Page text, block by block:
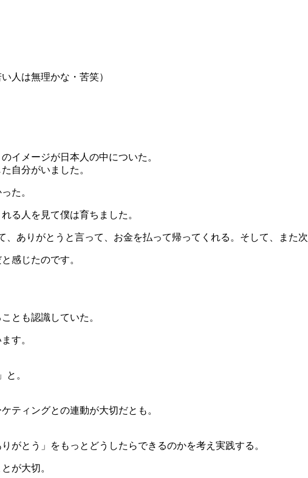
人は無理かな・苦笑）
のイメージが日本人の中についた。
自分がいました。
た。
る人を見て僕は育ちました。
ありがとうと言って、お金を払って帰ってくれる。そして、また次
感じたのです。
とも認識していた。
す。
と。
ティングとの連動が大切だとも。
がとう」をもっとどうしたらできるのかを考え実践する。
が大切。